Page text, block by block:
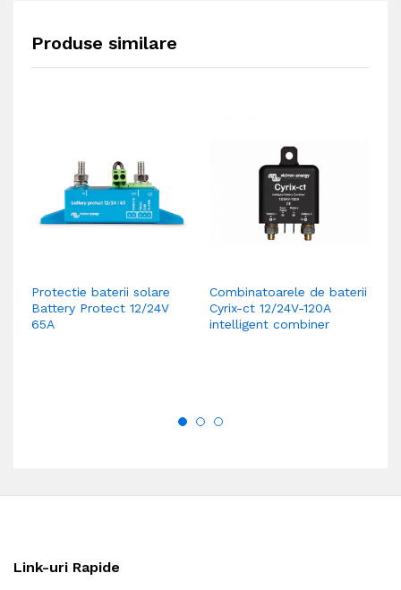
Produse similare
Protectie baterii solare
Battery Protect 12/24V
65A
Combinatoarele de baterii
Cyrix-ct 12/24V-120A
intelligent combiner
Link-uri Rapide